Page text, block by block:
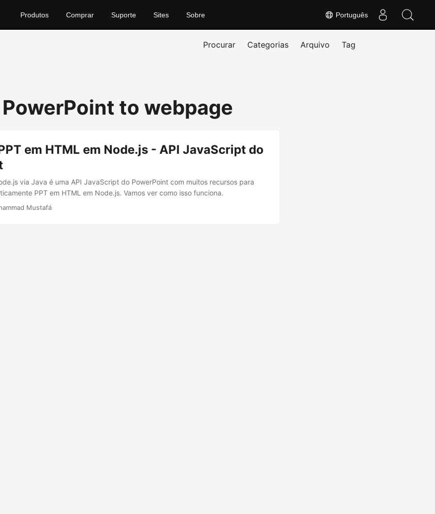
Português
Produtos Comprar Suporte Sites Sobre
Procurar Categorias Arquivo Tag
to webpage
em HTML em Node.js - API JavaScript do
via Java é uma API JavaScript do PowerPoint com muitos recursos para
PPT em HTML em Node.js. Vamos ver como isso funciona.
Mustafá